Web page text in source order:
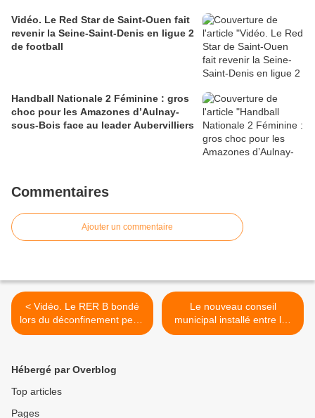
Vidéo. Le Red Star de Saint-Ouen fait
revenir la Seine-Saint-Denis en ligue 2
de football
Handball Nationale 2 Féminine : gros
choc pour les Amazones d’Aulnay-
sous-Bois face au leader Aubervilliers
Commentaires
Ajouter un commentaire
< Vidéo. Le RER B bondé
lors du déconfinement peut-
il générer une autre vague
Le nouveau conseil
municipal installé entre les
23 et 28 mai 2020 à
Hébergé par Overblog
Top articles
Pages